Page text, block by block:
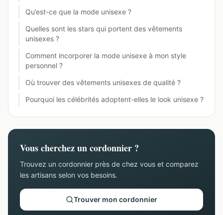
Qu’est-ce que la mode unisexe ?
Quelles sont les stars qui portent des vêtements
unisexes ?
Comment incorporer la mode unisexe à mon style
personnel ?
Où trouver des vêtements unisexes de qualité ?
Pourquoi les célébrités adoptent-elles le look unisexe ?
Vous cherchez un cordonnier ?
Trouvez un cordonnier près de chez vous et comparez
les artisans selon vos besoins.
Trouver mon cordonnier